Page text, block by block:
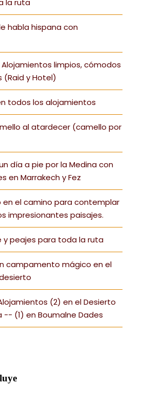
la ruta
habla hispana con
limpios, cómodos
(Raid y Hotel)
todos los alojamientos
al atardecer (camello por
día a pie por la Medina con
en Marrakech y Fez
en el camino para contemplar
impresionantes paisajes.
y peajes para toda la ruta
campamento mágico en el
(2) en el Desierto
-- (1) en Boumalne Dades